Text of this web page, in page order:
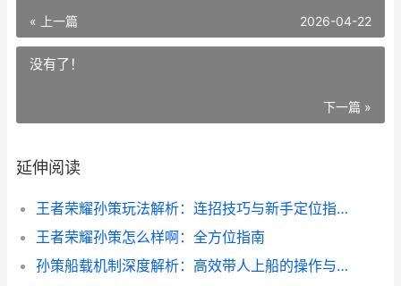
« 上一篇 2026-04-22
没有了！
下一篇 »
延伸阅读
王者荣耀孙策玩法解析：连招技巧与新手定位指南
王者荣耀孙策怎么样啊：全方位指南
孙策船载机制深度解析：高效带人上船的操作与策略